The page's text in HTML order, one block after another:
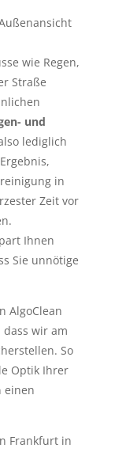
wie Regen,
Straße
und
lediglich
in
Zeit vor
Ihnen
Sie unnötige
AlgoClean
wir am
So
Optik Ihrer
einen
Frankfurt in